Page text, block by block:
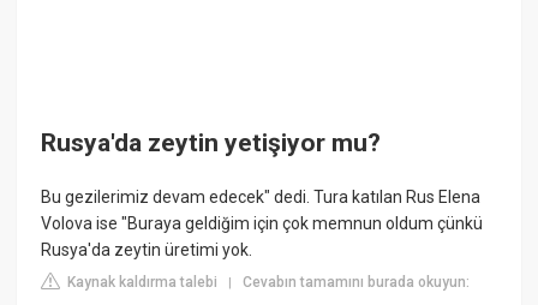
Rusya'da zeytin yetişiyor mu?
Bu gezilerimiz devam edecek" dedi. Tura katılan Rus Elena
Volova ise "Buraya geldiğim için çok memnun oldum çünkü
Rusya'da zeytin üretimi yok.
Kaynak kaldırma talebi |Cevabın tamamını burada okuyun: